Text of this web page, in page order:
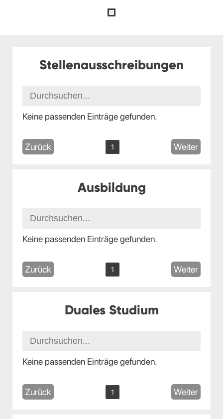
Stellenausschreibungen
Keine passenden Einträge gefunden.
Zurück 1 Weiter
Ausbildung
Keine passenden Einträge gefunden.
Zurück 1 Weiter
Duales Studium
Keine passenden Einträge gefunden.
Zurück 1 Weiter